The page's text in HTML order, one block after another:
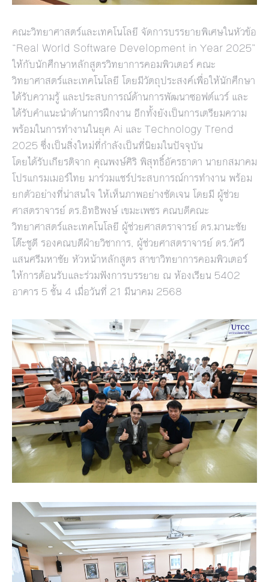
คณะวิทยาศาสตร์และเทคโนโลยี จัดการบรรยายพิเศษในหัวข้อ
“Real World Software Development in Year 2025”
ให้กับนักศึกษาหลักสูตรวิทยาการคอมพิวเตอร์ คณะ
วิทยาศาสตร์และเทคโนโลยี โดยมีวัตถุประสงค์เพื่อให้นักศึกษา
ได้รับความรู้ และประสบการณ์ด้านการพัฒนาซอฟต์แวร์ และ
ได้รับคำแนะนำด้านการฝึกงาน อีกทั้งยังเป็นการเตรียมความ
พร้อมในการทำงานในยุค Ai และ Technology Trend
2025 ซึ่งเป็นสิ่งใหม่ที่กำลังเป็นที่นิยมในปัจจุบัน
โดยได้รับเกียรติจาก คุณพงษ์ศิริ พิสุทธิ์อัครธาดา นายกสมาคม
โปรแกรมเมอร์ไทย มาร่วมแชร์ประสบการณ์การทำงาน พร้อม
ยกตัวอย่างที่น่าสนใจ ให้เห็นภาพอย่างชัดเจน โดยมี ผู้ช่วย
ศาสตราจารย์ ดร.อิทธิพงษ์ เขมะเพชร คณบดีคณะ
วิทยาศาสตร์และเทคโนโลยี ผู้ช่วยศาสตราจารย์ ดร.มานะชัย
โต๊ะชูดี รองคณบดีฝ่ายวิชาการ, ผู้ช่วยศาสตราจารย์ ดร.วัศวี
แสนศรีมหาชัย หัวหน้าหลักสูตร สาขาวิทยาการคอมพิวเตอร์
ให้การต้อนรับและร่วมฟังการบรรยาย ณ ห้องเรียน 5402
อาคาร 5 ชั้น 4 เมื่อวันที่ 21 มีนาคม 2568